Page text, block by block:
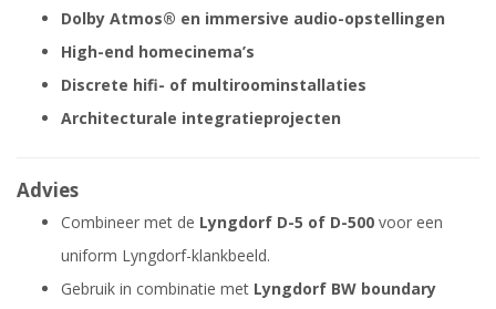
Dolby Atmos® en immersive audio-opstellingen
High-end homecinema’s
Discrete hifi- of multiroominstallaties
Architecturale integratieprojecten
Advies
Combineer met de Lyngdorf D-5 of D-500 voor een
uniform Lyngdorf-klankbeeld.
Gebruik in combinatie met Lyngdorf BW boundary